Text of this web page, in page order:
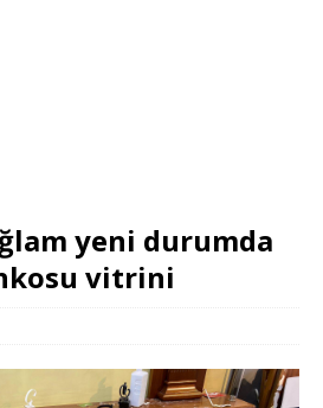
yeni durumda
vitrini